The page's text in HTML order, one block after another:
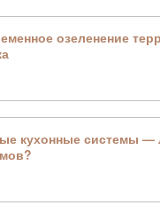
озеленение
кухонные системы